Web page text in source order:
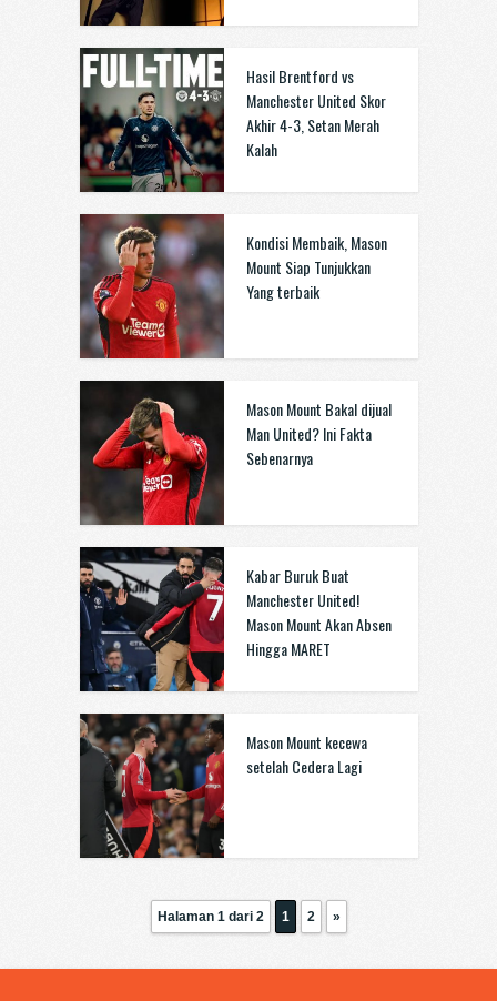
Hasil Brentford vs
Manchester United Skor
Akhir 4-3, Setan Merah
Kalah
Kondisi Membaik, Mason
Mount Siap Tunjukkan
Yang terbaik
Mason Mount Bakal dijual
Man United? Ini Fakta
Sebenarnya
Kabar Buruk Buat
Manchester United!
Mason Mount Akan Absen
Hingga MARET
Mason Mount kecewa
setelah Cedera Lagi
Halaman 1 dari 2 1 2 »